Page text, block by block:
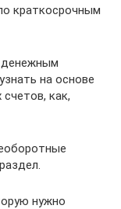
краткосрочным
денежным
на основе
как,
нужно